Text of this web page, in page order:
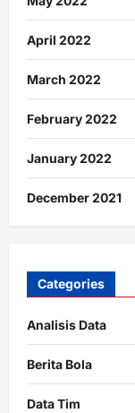
April 2022
March 2022
February 2022
January 2022
December 2021
Categories
Analisis Data
Berita Bola
Data Tim